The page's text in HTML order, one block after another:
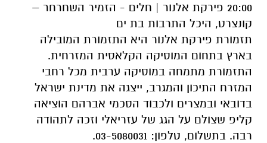
20:00 פירקת אלנור | חלים - הזמיר השחרחר –
קונצרט, היכל התרבות בת ים
תזמורת פירקת אלנור היא התזמורת המובילה
בארץ בתחום המוסיקה הקלאסית המזרחית.
התזמורת מתמחה במוסיקה ערבית מכל רחבי
המזרח התיכון והמגרב, ייצגה את מדינת ישראל
בדובאי ובמצרים ולכבוד הסכמי אברהם הוציאה
קליפ שצולם על הגג של עזריאלי וזכה לתהודה
רבה. בתשלום, טלפון: 03-5080031.